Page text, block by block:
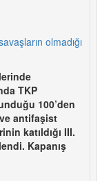
olmadığı
TKP
100’den
antifaşist
katıldığı III.
Kapanış